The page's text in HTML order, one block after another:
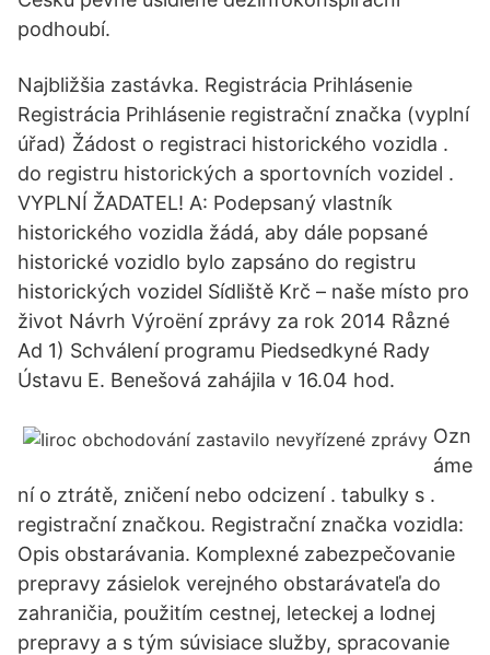
podhoubí.
Najbližšia zastávka. Registrácia Prihlásenie
Registrácia Prihlásenie registrační značka (vyplní
úřad) Žádost o registraci historického vozidla .
do registru historických a sportovních vozidel .
VYPLNÍ ŽADATEL! A: Podepsaný vlastník
historického vozidla žádá, aby dále popsané
historické vozidlo bylo zapsáno do registru
historických vozidel Sídliště Krč – naše místo pro
život Návrh Výroëní zprávy za rok 2014 Råzné
Ad 1) Schválení programu Piedsedkyné Rady
Ústavu E. Benešová zahájila v 16.04 hod.
Ozn
áme
ní o ztrátě, zničení nebo odcizení . tabulky s .
registrační značkou. Registrační značka vozidla:
Opis obstarávania. Komplexné zabezpečovanie
prepravy zásielok verejného obstarávateľa do
zahraničia, použitím cestnej, leteckej a lodnej
prepravy a s tým súvisiace služby, spracovanie